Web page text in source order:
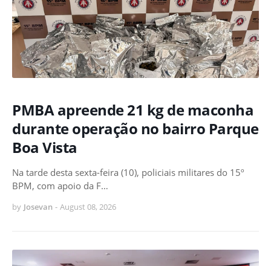
PMBA apreende 21 kg de maconha
durante operação no bairro Parque
Boa Vista
Na tarde desta sexta-feira (10), policiais militares do 15º
BPM, com apoio da F…
by Josevan - August 08, 2026